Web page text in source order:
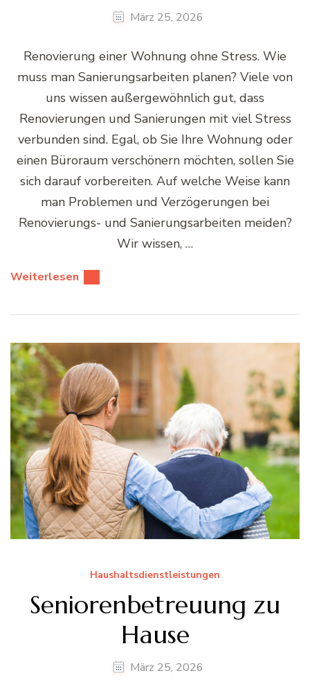
März 25, 2026
Renovierung einer Wohnung ohne Stress. Wie
muss man Sanierungsarbeiten planen? Viele von
uns wissen außergewöhnlich gut, dass
Renovierungen und Sanierungen mit viel Stress
verbunden sind. Egal, ob Sie Ihre Wohnung oder
einen Büroraum verschönern möchten, sollen Sie
sich darauf vorbereiten. Auf welche Weise kann
man Problemen und Verzögerungen bei
Renovierungs- und Sanierungsarbeiten meiden?
Wir wissen, …
Weiterlesen
Haushaltsdienstleistungen
Seniorenbetreuung zu
Hause
März 25, 2026